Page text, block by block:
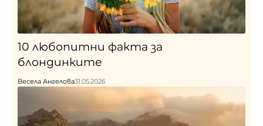
10 любопитни факта за
блондинките
Весела Ангелова31.05.2026